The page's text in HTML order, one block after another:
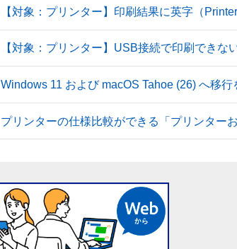
【対象：プリンター】印刷結果に英字（
【対象：プリンター】USB接続で印刷できな
Windows 11 および macOS Tahoe (26) へ移
プリンターの仕様比較ができる「プリンター